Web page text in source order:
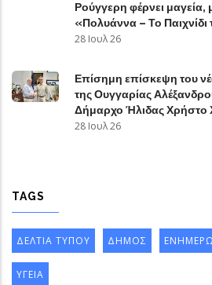
Ρούγγερη φέρνει μαγεία,
«Πολυάννα – Το Παιχνίδι
28 Ιουλ 26
Επίσημη επίσκεψη του
της Ουγγαρίας
Δήμαρχο Ήλιδας Χρήστο
28 Ιουλ 26
TAGS
ΔΕΛΤΙΑ ΤΥΠΟΥ ΔΗΜΟΣ
ΥΓΕΙΑ